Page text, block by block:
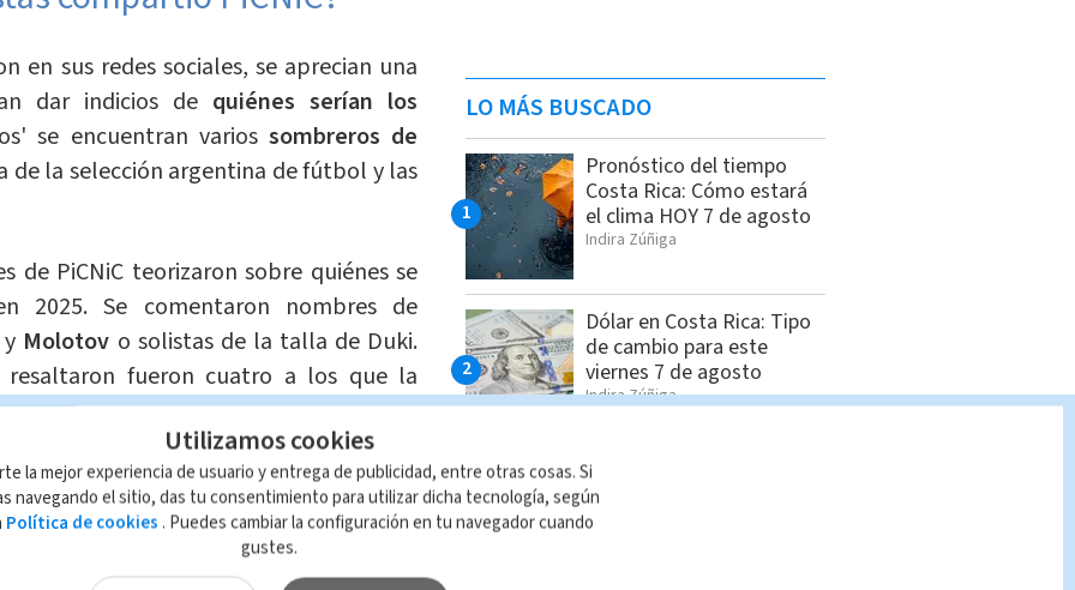
en sus redes sociales, se aprecian una
dar indicios de quiénes serían los
se encuentran varios sombreros de
de la selección argentina de fútbol y las
de PiCNiC teorizaron sobre quiénes se
2025. Se comentaron nombres de
y Molotov o solistas de la talla de Duki.
fueron cuatro a los que la
en Instagram.
LO MÁS BUSCADO
Pronóstico del tiempo
Costa Rica: Cómo estará
el clima HOY 7 de agosto
Indira Zúñiga
Dólar en Costa Rica: Tipo
de cambio para este
viernes 7 de agosto
Indira Zúñiga
Seis sospechosos
vinculados con estructura
de alias “Diablo” son
Utilizamos cookies
la mejor experiencia de usuario y entrega de publicidad, entre otras cosas. Si
navegando el sitio, das tu consentimiento para utilizar dicha tecnología, según
Política de cookies . Puedes cambiar la configuración en tu navegador cuando
gustes.